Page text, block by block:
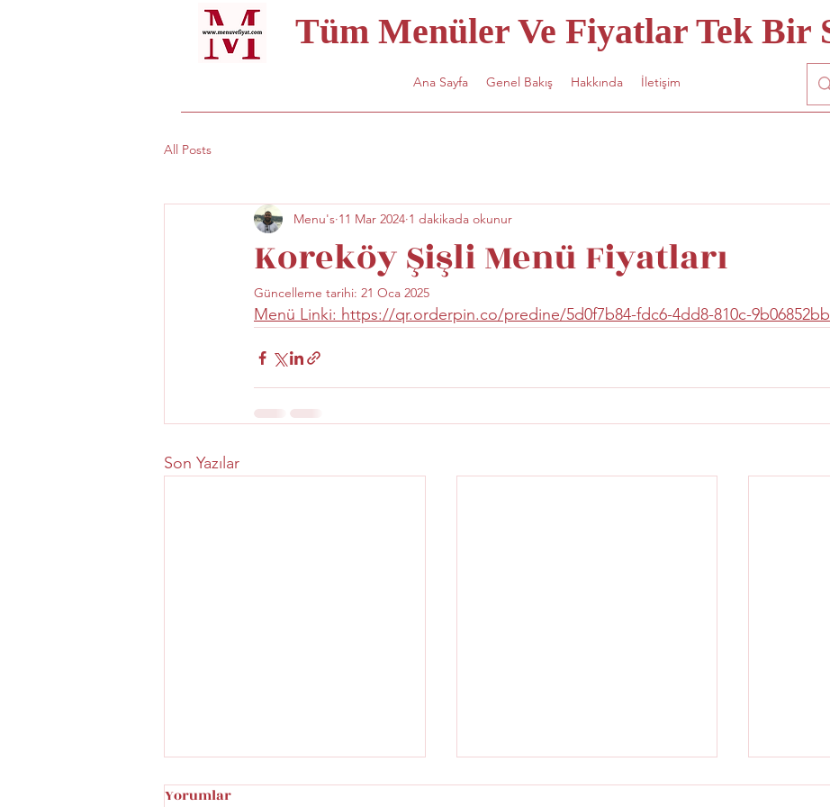
Tüm Menüler Ve Fiyatlar Tek Bir
Ana Sayfa Genel Bakış Hakkında İletişim
All Posts
Koreköy Şişli Menü Fiyatları
Menu's 11 Mar 2024 1 dakikada okunur
Güncelleme tarihi: 21 Oca 2025
Menü Linki: https://qr.orderpin.co/predine/5d0f7b84-fdc6-4dd8-810c-
Son Yazılar
Yorumlar